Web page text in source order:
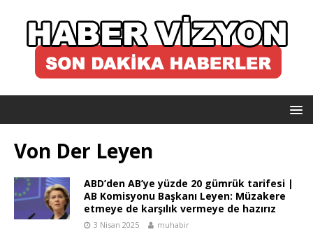
Von Der Leyen
ABD’den AB’ye yüzde 20 gümrük tarifesi |
AB Komisyonu Başkanı Leyen: Müzakere
etmeye de karşılık vermeye de hazırız
3 Nisan 2025 muhabir